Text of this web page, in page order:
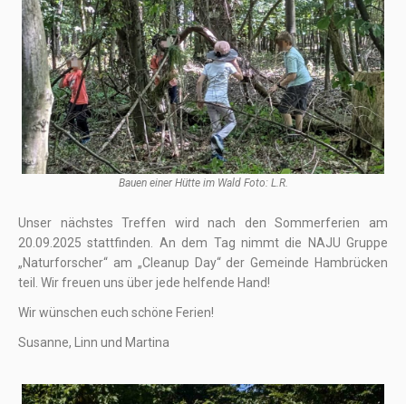
Bauen einer Hütte im Wald Foto: L.R.
Unser nächstes Treffen wird nach den Sommerferien am
20.09.2025 stattfinden. An dem Tag nimmt die NAJU Gruppe
„Naturforscher“ am „Cleanup Day“ der Gemeinde Hambrücken
teil. Wir freuen uns über jede helfende Hand!
Wir wünschen euch schöne Ferien!
Susanne, Linn und Martina